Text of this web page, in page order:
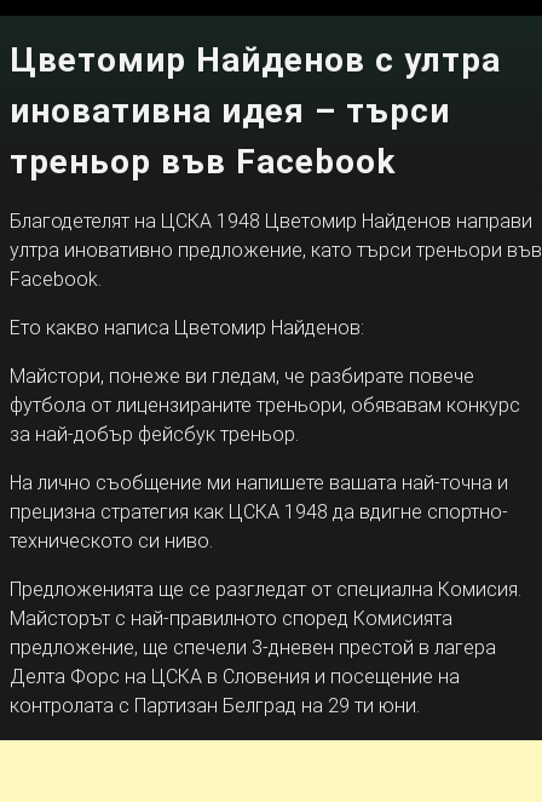
Цветомир Найденов с ултра
иновативна идея – търси
треньор във Facebook
Благодетелят на ЦСКА 1948 Цветомир Найденов направи
ултра иновативно предложение, като търси треньори във
Facebook.
Ето какво написа Цветомир Найденов:
Майстори, понеже ви гледам, че разбирате повече
футбола от лицензираните треньори, обявавам конкурс
за най-добър фейсбук треньор.
На лично съобщение ми напишете вашата най-точна и
прецизна стратегия как ЦСКА 1948 да вдигне спортно-
техническото си ниво.
Предложенията ще се разгледат от специална Комисия.
Майсторът с най-правилното според Комисията
предложение, ще спечели 3-дневен престой в лагера
Делта Форс на ЦСКА в Словения и посещение на
контролата с Партизан Белград на 29 ти юни.